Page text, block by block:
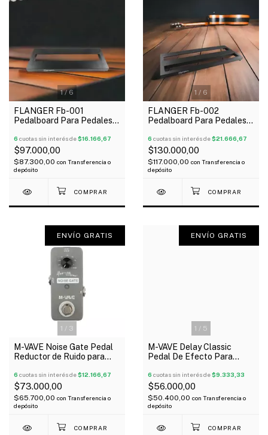
1/6
FLANGER Fb-001
Pedalboard Para Pedales
Funda
6 cuotas sin interés de$16.166,67
$97.000,00
$87.300,00 con Transferencia o
depósito
1 / 6
FLANGER Fb-002
Pedalboard Para Pedales
6 cuotas sin interés de$21.666,67
$130.000,00
$117.000,00 con Transferencia o
depósito
1 / 3
ENVÍO GRATIS
M-VAVE Noise Gate Pedal
Reductor de Ruido para
6 cuotas sin interés de$12.166,67
$73.000,00
$65.700,00 con Transferencia o
depósito
1 / 5
ENVÍO GRATIS
M-VAVE Delay Classic
Pedal De Efecto Para
6 cuotas sin interés de$9.333,33
$56.000,00
$50.400,00 con Transferencia o
depósito